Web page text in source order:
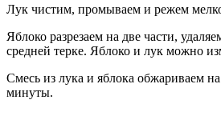
Лук чистим, промываем и режем
Яблоко разрезаем на две части,
средней терке. Яблоко и лук можно
Смесь из лука и яблока обжариваем
минуты.